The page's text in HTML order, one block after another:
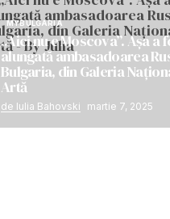
MYBULGARIA
„Aici nu e Moscova”. Așa a
alungată ambasadoarea
Bulgaria, din Galeria
Artă
de Iulia Bahovski martie 7, 2025